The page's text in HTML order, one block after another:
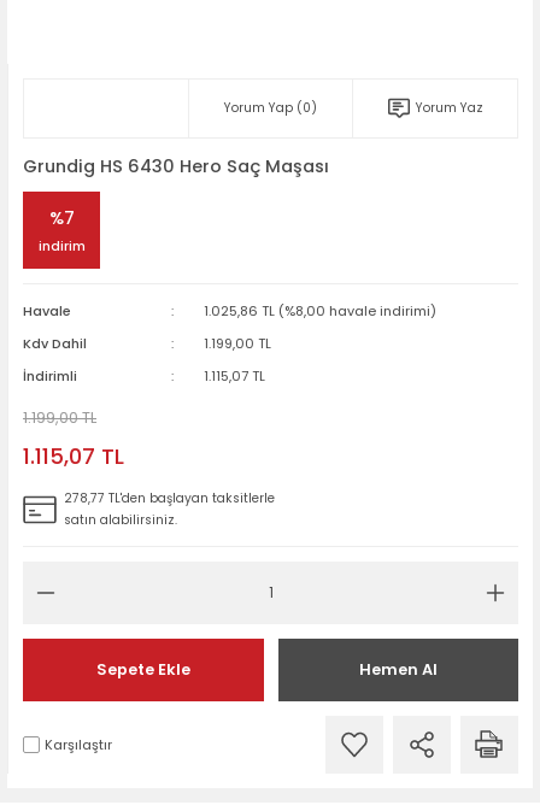
Yorum Yap (0) Yorum Yaz
Grundig HS 6430 Hero Saç Maşası
%7
indirim
Havale
1.025,86 TL (%8,00 havale indirimi)
Kdv Dahil
1.199,00 TL
İndirimli
1.115,07 TL
1.199,00 TL
1.115,07 TL
278,77 TL'den başlayan taksitlerle
satın alabilirsiniz.
Sepete Ekle Hemen Al
Karşılaştır